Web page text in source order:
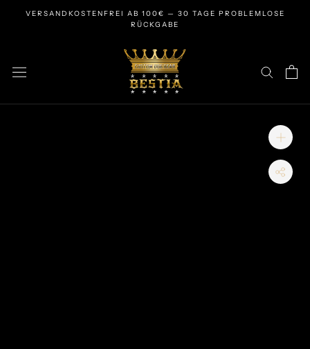
VERSANDKOSTENFREI AB 100€ — 30 TAGE PROBLEMLOSE
RÜCKGABE